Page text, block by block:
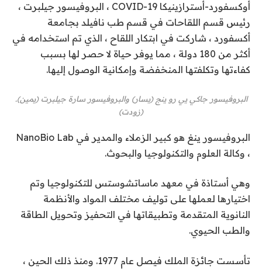
أوكسفورد-أسترازينيكا COVID-19 ، البروفيسور جيلبرت ،
رئيس قسم اللقاحات في قسم طب نافيلد بجامعة
أكسفورد ، شاركت في ابتكار اللقاح ، الذي تم استخدامه في
أكثر من 180 دولة ، مما يوفر حياة لا حصر لها بسبب
كفاءتها وتكلفتها المنخفضة وإمكانية الوصول إليها.
البروفيسور جاكي يي رو ينج (يسار) والبروفيسور سارة جيلبرت (يمين).
(زودت)
البروفيسور ينغ هو كبير الزملاء والمدير في NanoBio Lab
، وكالة العلوم والتكنولوجيا والبحوث.
وهي أستاذة في معهد ماساتشوستس للتكنولوجيا وتم
اختيارها لعملها على توليف مختلف المواد والأنظمة
النانوية المتقدمة وتطبيقاتها في التحفيز وتحويل الطاقة
والطب الحيوي.
تأسست جائزة الملك فيصل عام 1977. ومنذ ذلك الحين ،